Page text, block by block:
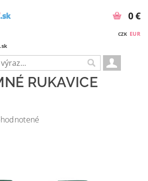
CZK EUR
0 €
RUKAVICE